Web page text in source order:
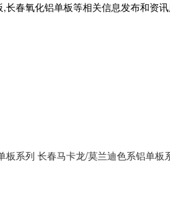
长春氧化铝单板等相关信息发布和资讯
板系列 长春马卡龙/莫兰迪色系铝单板